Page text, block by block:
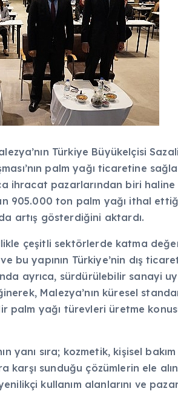
Türkiye Büyükelçisi
palm yağı ticaretine
ihracat pazarlarından biri
905.000 ton palm yağı ithal
artış gösterdiğini aktardı.
çeşitli sektörlerde katma
yapının Türkiye’nin dış
ayrıca, sürdürülebilir sanayi
Malezya’nın küresel
palm yağı türevleri üretme
yanı sıra; kozmetik, kişisel
sunduğu çözümlerin ele
kullanım alanlarını ve